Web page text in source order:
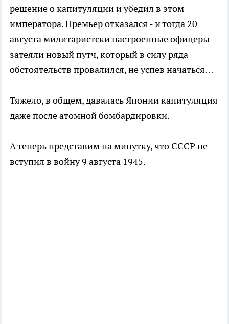
решение о капитуляции и убедил в этом
императора. Премьер отказался - и тогда 20
августа милитаристски настроенные офицеры
затеяли новый путч, который в силу ряда
обстоятельств провалился, не успев начаться…
Тяжело, в общем, давалась Японии капитуляция
даже после атомной бомбардировки.
А теперь представим на минутку, что СССР не
вступил в войну 9 августа 1945.